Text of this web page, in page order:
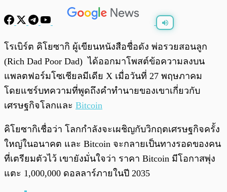
พร้อมเล่น
โรเบิร์ต คิโยซากิ ผู้เขียนหนังสือชื่อดัง พ่อรวยสอนลูก
(Rich Dad Poor Dad) ได้ออกมาโพสต์ข้อความลงบน
แพลตฟอร์มโซเชียลมีเดีย X เมื่อวันที่ 27 พฤษภาคม
โดยแชร์บทความที่พูดถึงคำทำนายของเขาเกี่ยวกับ
เศรษฐกิจโลกและ Bitcoin
คิโยซากิเชื่อว่า โลกกำลังจะเผชิญกับวิกฤตเศรษฐกิจครั้ง
ใหญ่ในอนาคต และ Bitcoin จะกลายเป็นทางรอดของคน
ที่เตรียมตัวไว้ เขายังมั่นใจว่า ราคา Bitcoin มีโอกาสพุ่ง
แตะ 1,000,000 ดอลลาร์ภายในปี 2035